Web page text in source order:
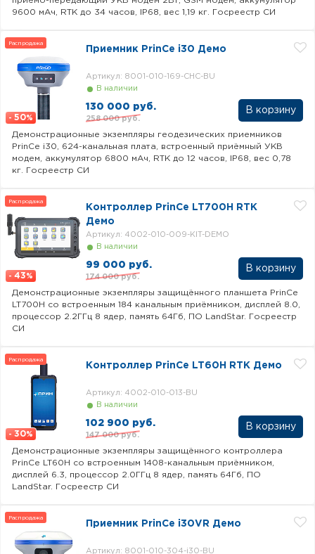
9600 мАч, RTK до 34 часов, IP68, вес 1,19 кг. Госреестр СИ
Распродажа
- 50%
Приемник PrinCe i30 Демо
В наличии
Артикул: 8001-010-169-CHC-BU
130 000 руб.
258 000 руб.
Демонстрационные экземпляры геодезических приемников
PrinCe i30, 624-канальная плата, встроенный приёмный УКВ
модем, аккумулятор 6800 мАч, RTK до 12 часов, IP68, вес 0,78
кг. Госреестр СИ
Распродажа
- 43 %
Контроллер PrinCe LT700H RTK
Демо
В наличии
Артикул: 4002-010-009-KIT-DEMO
99 000 руб.
174 000 руб.
Демонстрационные экземпляры защищённого планшета PrinCe
LT700H со встроенным 184 канальным приёмником, дисплей 8.0,
процессор 2.2ГГц 8 ядер, память 64Гб, ПО LandStar. Госреестр
СИ
Распродажа
- 30%
Контроллер PrinCe LT60H RTK Демо
В наличии
Артикул: 4002-010-013-BU
102 900 руб.
147 000 руб.
Демонстрационные экземпляры защищённого контроллера
PrinCe LT60H со встроенным 1408-канальным приёмником,
дисплей 6.3, процессор 2.0ГГц 8 ядер, память 64Гб, ПО
LandStar. Госреестр СИ
Распродажа
Приемник PrinCe i30VR Демо
Артикул: 8001-010-304-i30-BU